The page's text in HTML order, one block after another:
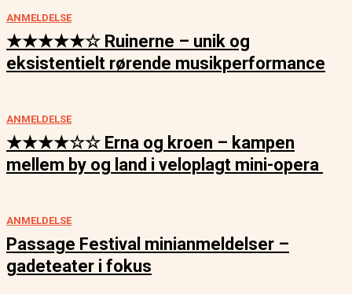
ANMELDELSE
★★★★★☆ Ruinerne – unik og
eksistentielt rørende musikperformance
ANMELDELSE
★★★★☆☆ Erna og kroen – kampen
mellem by og land i veloplagt mini-opera
ANMELDELSE
Passage Festival minianmeldelser –
gadeteater i fokus